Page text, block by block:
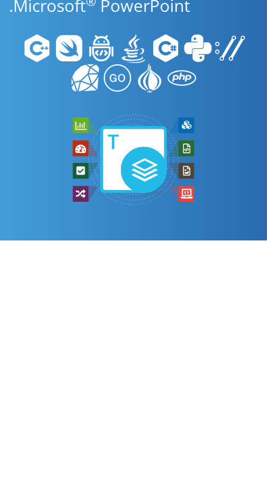
Microsoft
PowerPoint.